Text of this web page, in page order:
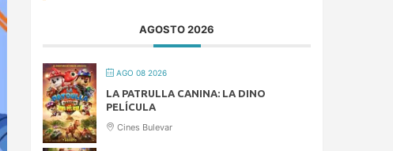
AGOSTO 2026
AGO 08 2026
LA PATRULLA CANINA: LA DINO
PELÍCULA
Cines Bulevar